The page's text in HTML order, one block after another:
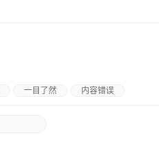
一目了然 内容错误